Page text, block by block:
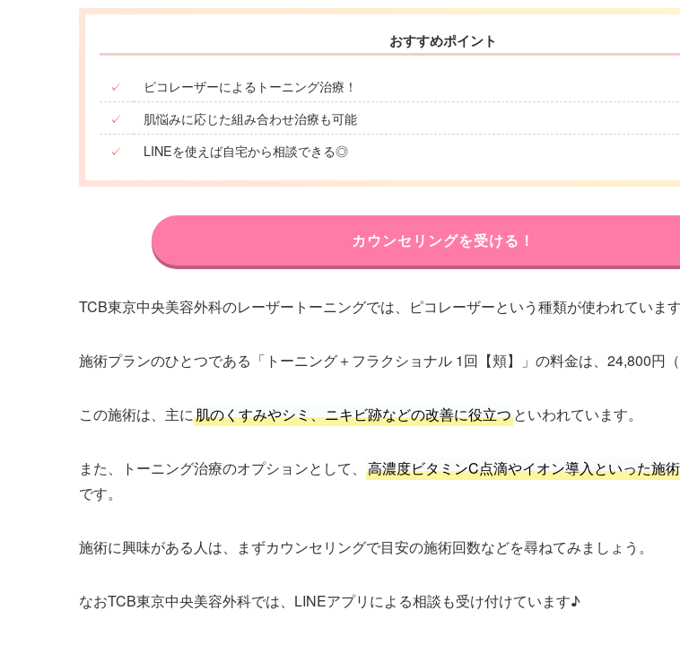
おすすめポイント
✓
ピコレーザーによるトーニング治療！
✓
肌悩みに応じた組み合わせ治療も可能
✓
LINEを使えば自宅から相談できる◎
カウンセリングを受ける！
TCB東京中央美容外科のレーザートーニングでは、ピコレーザーという種類が使われています
施術プランのひとつである「トーニング＋フラクショナル 1回【頬】」の料金は、24,800円（
この施術は、主に肌のくすみやシミ、ニキビ跡などの改善に役立つといわれています。
また、トーニング治療のオプションとして、 高濃度ビタミンC点滴やイオン導入といった施
です。
施術に興味がある人は、まずカウンセリングで目安の施術回数などを尋ねてみましょう。
なおTCB東京中央美容外科では、LINEアプリによる相談も受け付けています♪